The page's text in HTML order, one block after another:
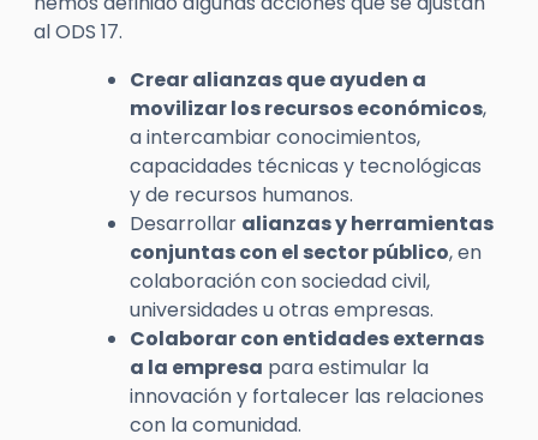
al ODS 17.
Crear alianzas que ayuden a
movilizar los recursos económicos,
a intercambiar conocimientos,
capacidades técnicas y tecnológicas
y de recursos humanos.
Desarrollar alianzas y herramientas
conjuntas con el sector público, en
colaboración con sociedad civil,
universidades u otras empresas.
Colaborar con entidades externas
a la empresa para estimular la
innovación y fortalecer las relaciones
con la comunidad.